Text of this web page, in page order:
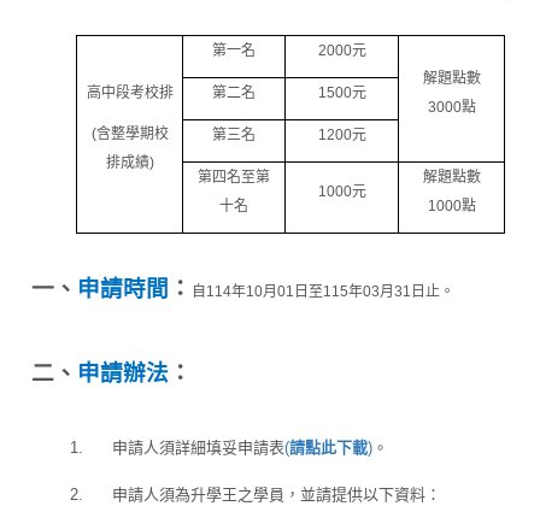
高中段考校排
(含整學期校
排成績)
第一名 2000元
解題點數
3000點
第二名 1500元
第三名 1200元
第四名至第
十名
1000元
解題點數
1000點
一、 申請時間 ： 自 114年10月01 日至115年03月31 日止。
二、 申請辦法：
1. 申請人須詳細填妥申請表(請點此下載)。
2. 申請人須為升學王之學員，並請提供以下資料：